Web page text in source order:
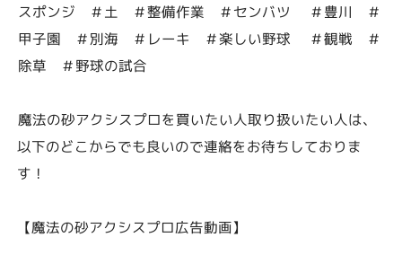
スポンジ ＃土 ＃整備作業 ＃センバツ ＃豊川 ＃
甲子園 ＃別海 ＃レーキ ＃楽しい野球 ＃観戦 ＃
除草 ＃野球の試合
魔法の砂アクシスプロを買いたい人取り扱いたい人は、
以下のどこからでも良いので連絡をお待ちしておりま
す！
【魔法の砂アクシスプロ広告動画】